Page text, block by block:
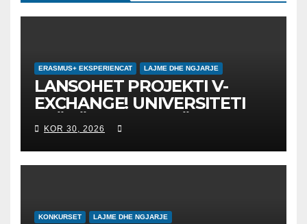
ERASMUS+ EKSPERIENCAT LAJME DHE NGJARJE
LANSOHET PROJEKTI V-
EXCHANGE! UNIVERSITETI
“NËNË TEREZA” NË SHKUP
UDHËHEQ NISMËN
NDËRKOMBËTARE PËR
EDUKIMIN DIGJITAL DHE
KOR 30, 2026
KONKURSET LAJME DHE NGJARJE